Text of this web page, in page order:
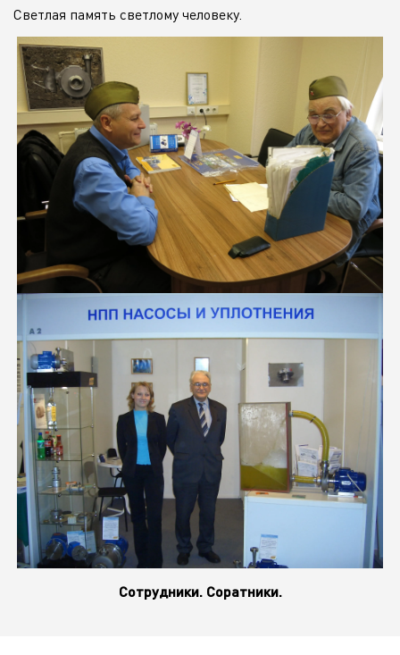
Светлая память светлому человеку.
Сотрудники. Соратники.